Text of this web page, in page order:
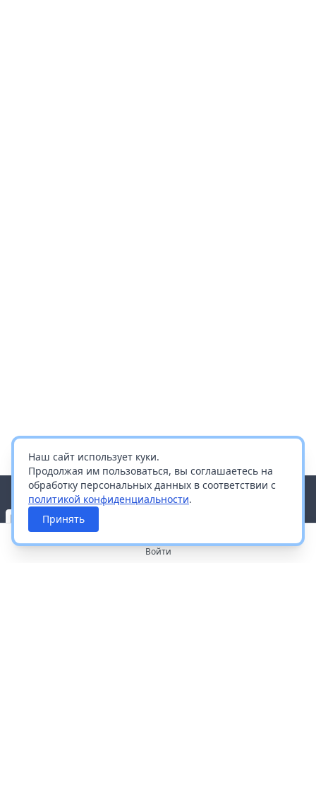
Наш сайт использует куки.
Продолжая им пользоваться, вы соглашаетесь на
обработку персональных данных в соответствии с
политикой конфиденциальности.
Принять
Войти